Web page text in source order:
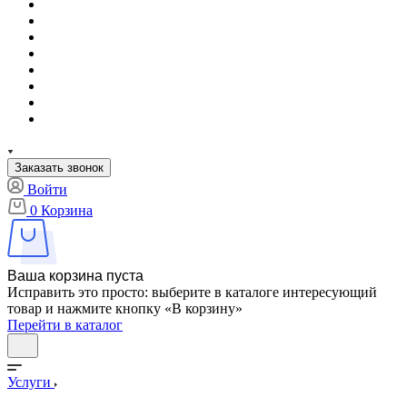
Заказать звонок
Войти
0 Корзина
Ваша корзина пуста
Исправить это просто: выберите в каталоге интересующий
товар и нажмите кнопку «В корзину»
Перейти в каталог
Услуги